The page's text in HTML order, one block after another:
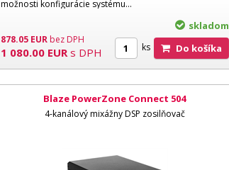
možnosti konfigurácie systému…
878.05 EURbez DPH
1 080.00 EUR s DPH
skladom
ks Do košíka
Blaze PowerZone Connect 504
4-kanálový mixážny DSP zosilňovač